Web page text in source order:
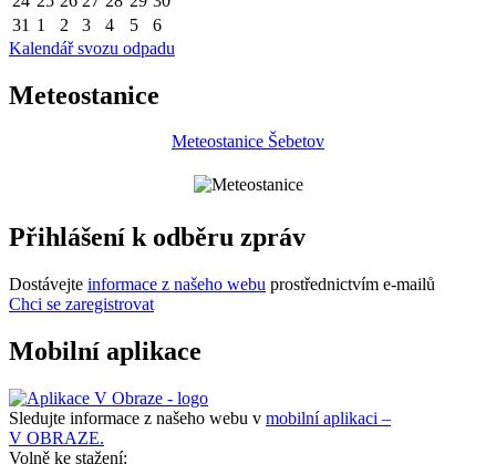
31 1 2 3 4 5
6
Kalendář svozu odpadu
Meteostanice
Meteostanice Šebetov
Přihlášení k odběru zpráv
Dostávejte informace z našeho webu prostřednictvím e-mailů
Chci se zaregistrovat
Mobilní aplikace
Sledujte informace z našeho webu v mobilní aplikaci –
V OBRAZE.
Volně ke stažení: